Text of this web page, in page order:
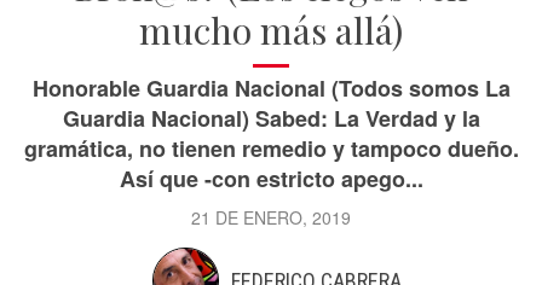
mucho más allá)
Honorable Guardia Nacional (Todos somos La
Guardia Nacional) Sabed: La Verdad y la
gramática, no tienen remedio y tampoco dueño.
Así que -con estricto apego...
21 DE ENERO, 2019